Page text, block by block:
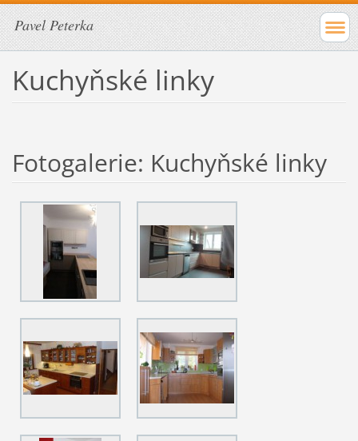
Pavel Peterka
Kuchyňské linky
Fotogalerie: Kuchyňské linky